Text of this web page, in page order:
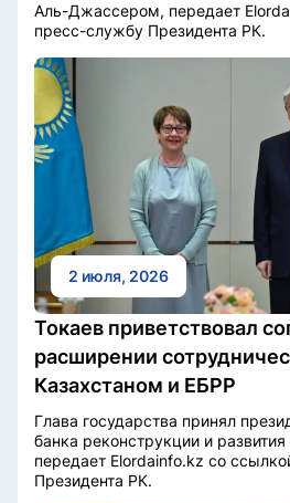
Аль-Джассером, передает
пресс-службу Президента РК.
2 июля, 2026
Токаев приветствовал
расширении
Казахстаном и ЕБРР
Глава государства принял
банка реконструкции и
передает Elordainfo.kz со
Президента РК.